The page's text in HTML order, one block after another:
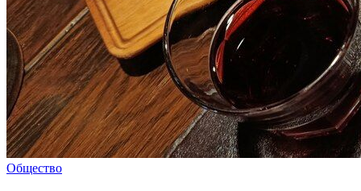
Общество